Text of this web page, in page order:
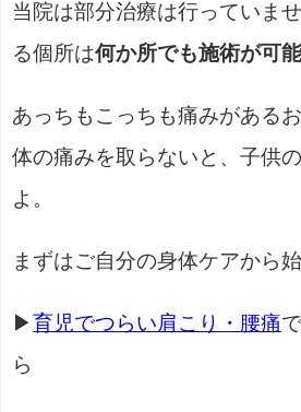
当院は部分治療は行っていま
る個所は何か所でも施術が可能
あっちもこっちも痛みがある
体の痛みを取らないと、子供
よ。
まずはご自分の身体ケアから
▶ 育児でつらい肩こり・腰痛
ら